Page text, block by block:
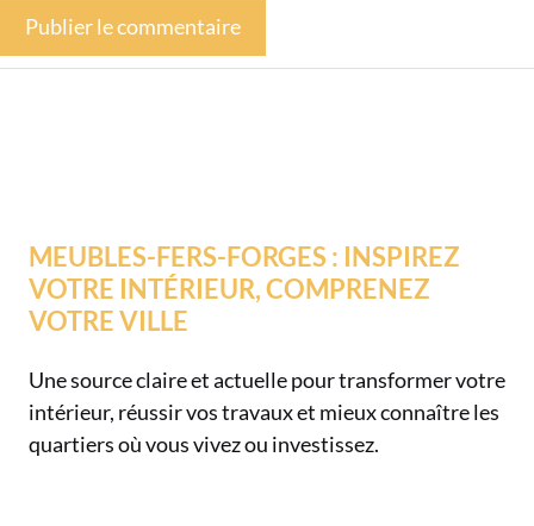
MEUBLES-FERS-FORGES : INSPIREZ
VOTRE INTÉRIEUR, COMPRENEZ
VOTRE VILLE
Une source claire et actuelle pour transformer votre
intérieur, réussir vos travaux et mieux connaître les
quartiers où vous vivez ou investissez.